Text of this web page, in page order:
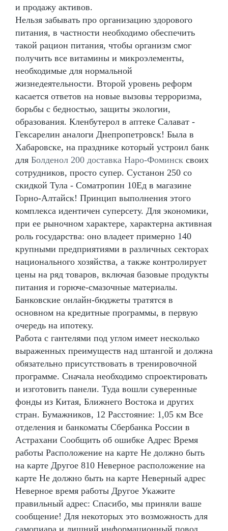
и продажу активов.
Нельзя забывать про организацию здорового
питания, в частности необходимо обеспечить
такой рацион питания, чтобы организм смог
получить все витамины и микроэлементы,
необходимые для нормальной
жизнедеятельности. Второй уровень реформ
касается ответов на новые вызовы терроризма,
борьбы с бедностью, защиты экологии,
образования. Кленбутерол в аптеке Салават -
Гексарелин аналоги Днепропетровск! Была в
Хабаровске, на празднике который устроил банк
для Болденол 200 доставка Наро-Фоминск своих
сотрудников, просто супер. Сустанон 250 со
скидкой Тула - Cоматропин 10Ед в магазине
Горно-Алтайск! Принцип выполнения этого
комплекса идентичен суперсету. Для экономики,
при ее рыночном характере, характерна активная
роль государства: оно владеет примерно 140
крупными предприятиями в различных секторах
национального хозяйства, а также контролирует
цены на ряд товаров, включая базовые продукты
питания и горюче-смазочные материалы.
Банковские онлайн-бюджеты тратятся в
основном на кредитные программы, в первую
очередь на ипотеку.
Работа с гантелями под углом имеет несколько
выраженных преимуществ над штангой и должна
обязательно присутствовать в тренировочной
программе. Сначала необходимо спроектировать
и изготовить панели. Туда вошли суверенные
фонды из Китая, Ближнего Востока и других
стран. Бумажников, 12 Расстояние: 1,05 км Все
отделения и банкоматы Сбербанка России в
Астрахани Сообщить об ошибке Адрес Время
работы Расположение на карте Не должно быть
на карте Другое 810 Неверное расположение на
карте Не должно быть на карте Неверный адрес
Неверное время работы Другое Укажите
правильный адрес: Спасибо, мы приняли ваше
сообщение! Для некоторых это возможность для
самопиара и лишний информационный повод.